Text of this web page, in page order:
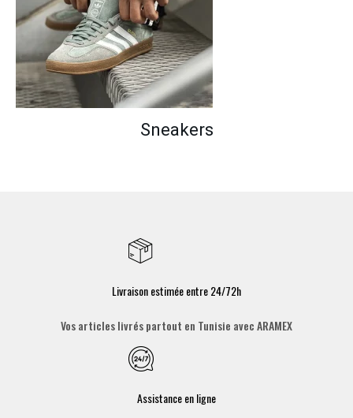
Sneakers
Livraison estimée entre 24/72h
Vos articles livrés partout en Tunisie avec ARAMEX
Assistance en ligne